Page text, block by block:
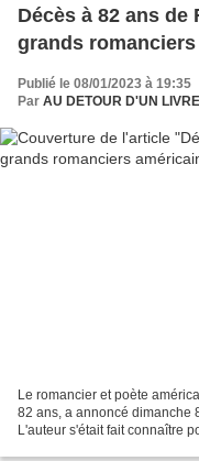
Décès à 82 ans
grands
Publié le 08/01/2023 à 19:35
Par AU DETOUR D'UN LIVRE
Le romancier et poète
82 ans, a annoncé dimanche
L'auteur s'était fait connaître